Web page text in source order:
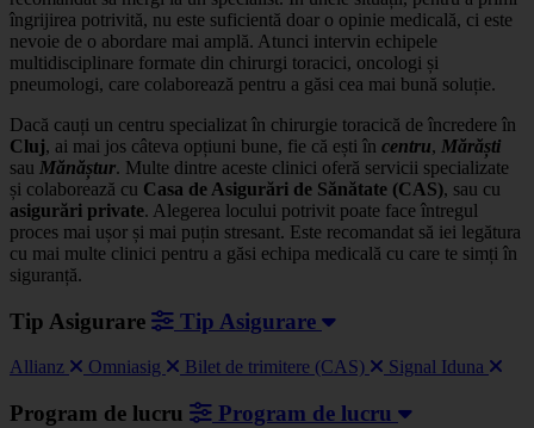
îngrijirea potrivită, nu este suficientă doar o opinie medicală, ci este
nevoie de o abordare mai amplă. Atunci intervin echipele
multidisciplinare formate din chirurgi toracici, oncologi și
pneumologi, care colaborează pentru a găsi cea mai bună soluție.
Dacă cauți un centru specializat în chirurgie toracică de încredere în
Cluj, ai mai jos câteva opțiuni bune, fie că ești în centru, Mărăști
sau Mănăștur. Multe dintre aceste clinici oferă servicii specializate
și colaborează cu Casa de Asigurări de Sănătate (CAS), sau cu
asigurări private. Alegerea locului potrivit poate face întregul
proces mai ușor și mai puțin stresant. Este recomandat să iei legătura
cu mai multe clinici pentru a găsi echipa medicală cu care te simți în
siguranță.
Tip Asigurare Tip Asigurare
Allianz Omniasig Bilet de trimitere (CAS) Signal Iduna
Program de lucru Program de lucru